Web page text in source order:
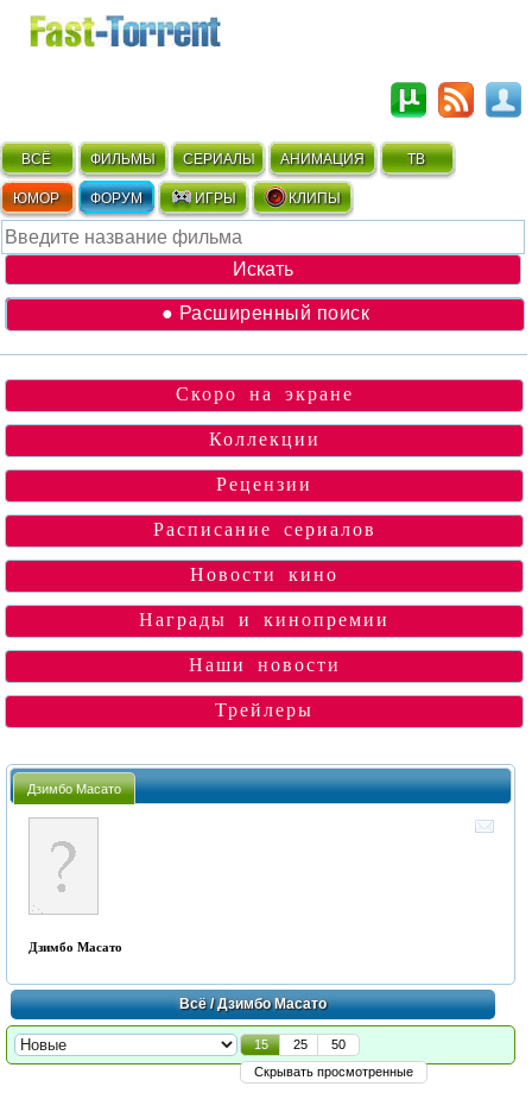
ВСЁ ФИЛЬМЫ СЕРИАЛЫ АНИМАЦИЯ ТВ
ЮМОР ФОРУМ ИГРЫ КЛИПЫ
● Расширенный поиск
Скоро на экране
Коллекции
Рецензии
Расписание сериалов
Новости кино
Награды и кинопремии
Наши новости
Трейлеры
Дзимбо Масато
Дзимбо Масато
Всё/ Дзимбо Масато
15 25
50
Скрывать просмотренные